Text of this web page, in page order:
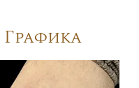
Графика